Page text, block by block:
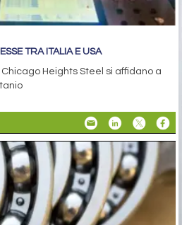
TRA ITALIA E USA
Heights Steel si affidano a